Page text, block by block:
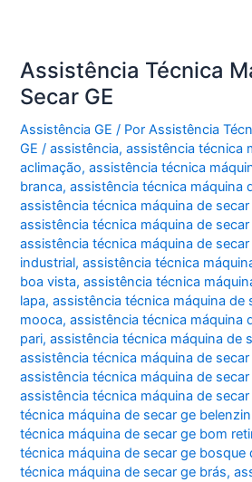
Assistência Técnica
Secar GE
Assistência GE / PorAssistência
GE/assistência,assistência técnica
aclimação,assistência técnica
branca,assistência técnica máquina
assistência técnica máquina de secar
assistência técnica máquina de
assistência técnica máquina de
industrial,assistência técnica
boa vista,assistência técnica
lapa,assistência técnica máquina de
mooca,assistência técnica máquina
pari,assistência técnica máquina de
assistência técnica máquina de
assistência técnica máquina de
assistência técnica máquina de secar
técnica máquina de secar ge
técnica máquina de secar ge bom
técnica máquina de secar ge bosque
técnica máquina de secar ge brás,